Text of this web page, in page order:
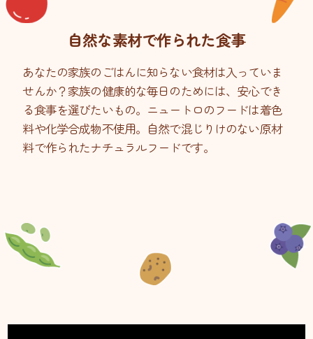
自然な素材で作られた食事
あなたの家族のごはんに知らない食材は入っていま
せんか？家族の健康的な毎日のためには、安心でき
る食事を選びたいもの。ニュートロのフードは着色
料や化学合成物不使用。自然で混じりけのない原材
料で作られたナチュラルフードです。